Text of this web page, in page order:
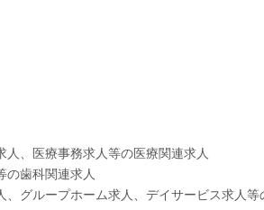
、医療事務求人等の医療関連求人
の歯科関連求人
グループホーム求人、デイサービス求人